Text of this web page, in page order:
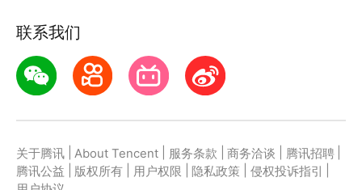
联系我们
关于腾讯 About Tencent 服务条款 商务洽谈 腾讯招聘
腾讯公益
版权所有 用户权限 隐私政策 侵权投诉指引